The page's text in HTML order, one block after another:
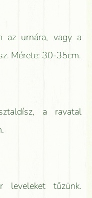
az urnára, vagy a
Mérete: 30-35cm.
a ravatal
leveleket tűzünk.